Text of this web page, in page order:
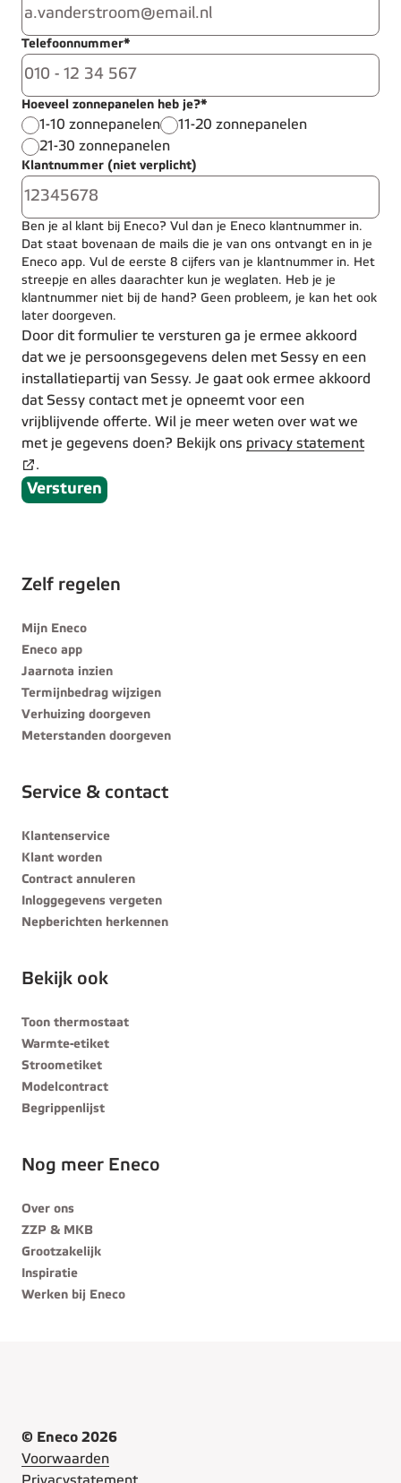
Telefoonnummer*
Hoeveel zonnepanelen heb je?*
1-10 zonnepanelen
11-20 zonnepanelen
21-30 zonnepanelen
Klantnummer (niet verplicht)
Ben je al klant bij Eneco? Vul dan je Eneco klantnummer in.
Dat staat bovenaan de mails die je van ons ontvangt en in je
Eneco app. Vul de eerste 8 cijfers van je klantnummer in. Het
streepje en alles daarachter kun je weglaten. Heb je je
klantnummer niet bij de hand? Geen probleem, je kan het ook
later doorgeven.
Door dit formulier te versturen ga je ermee akkoord
dat we je persoonsgegevens delen met Sessy en een
installatiepartij van Sessy. Je gaat ook ermee akkoord
dat Sessy contact met je opneemt voor een
vrijblijvende offerte. Wil je meer weten over wat we
met je gegevens doen? Bekijk ons privacy statement
.
Versturen
Zelf regelen
Mijn Eneco
Eneco app
Jaarnota inzien
Termijnbedrag wijzigen
Verhuizing doorgeven
Meterstanden doorgeven
Service & contact
Klantenservice
Klant worden
Contract annuleren
Inloggegevens vergeten
Nepberichten herkennen
Bekijk ook
Toon thermostaat
Warmte-etiket
Stroometiket
Modelcontract
Begrippenlijst
Nog meer Eneco
Over ons
ZZP & MKB
Grootzakelijk
Inspiratie
Werken bij Eneco
© Eneco 2026
Voorwaarden